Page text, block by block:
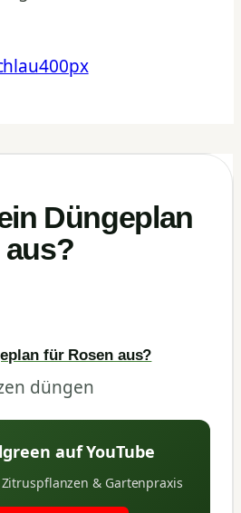
Düngeplan
für Rosen aus?
düngen
auf YouTube
& Gartenpraxis